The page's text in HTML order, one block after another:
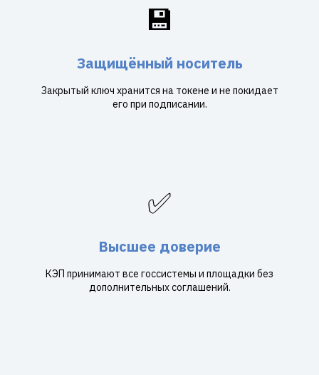
💾
Защищённый носитель
Закрытый ключ хранится на токене и не покидает
его при подписании.
✅
Высшее доверие
КЭП принимают все госсистемы и площадки без
дополнительных соглашений.